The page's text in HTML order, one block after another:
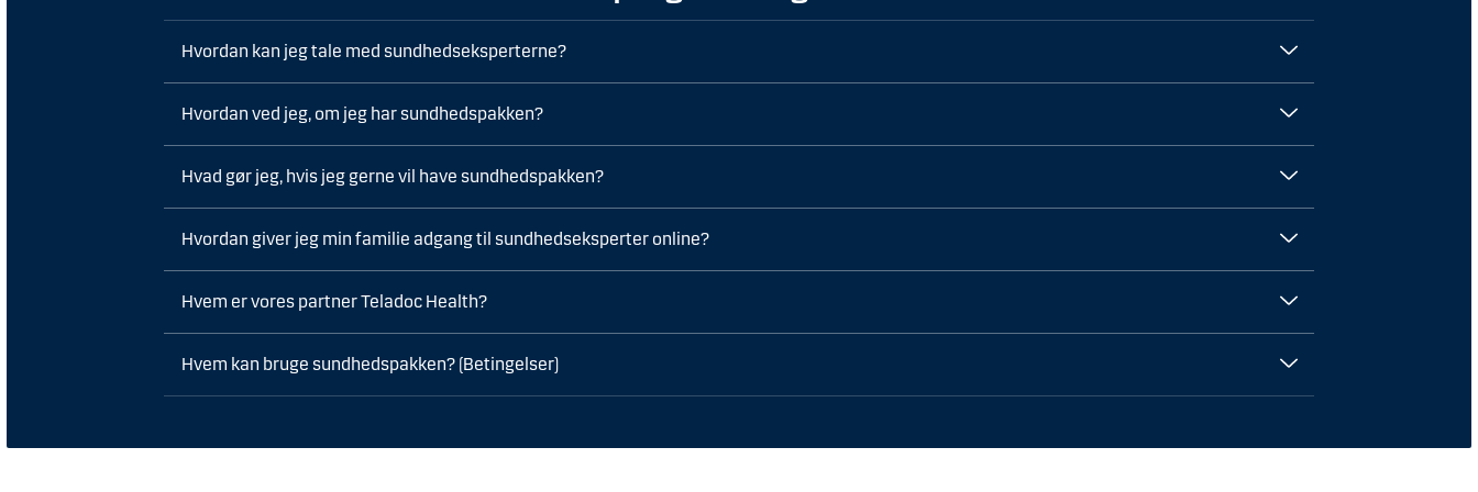
Hvordan kan jeg tale med sundhedseksperterne?
Hvordan ved jeg, om jeg har sundhedspakken?
Hvad gør jeg, hvis jeg gerne vil have sundhedspakken?
Hvordan giver jeg min familie adgang til sundhedseksperter online?
Hvem er vores partner Teladoc Health?
Hvem kan bruge sundhedspakken? (Betingelser)